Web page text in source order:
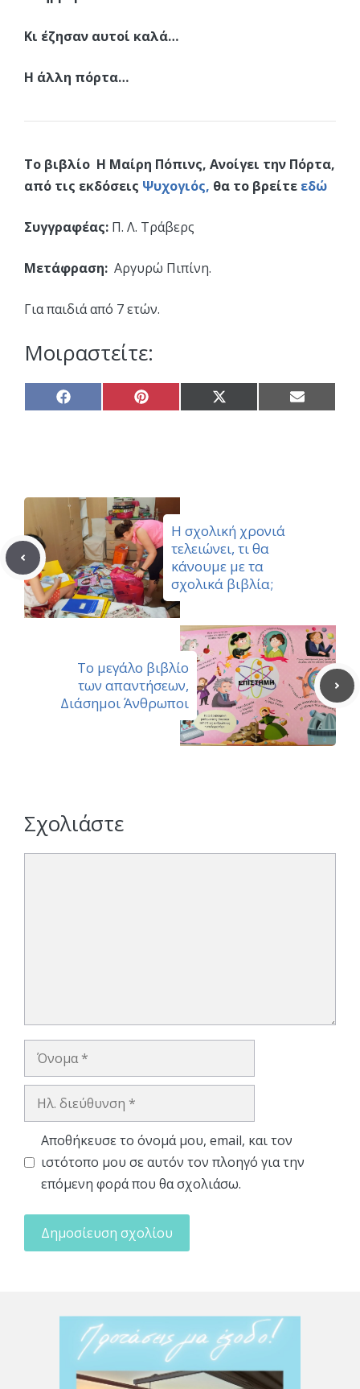
Κι έζησαν αυτοί καλά…
Η άλλη πόρτα…
Το βιβλίο Η Μαίρη Πόπινς, Ανοίγει την Πόρτα,
από τις εκδόσεις Ψυχογιός, θα το βρείτε εδώ
Συγγραφέας: Π. Λ. Τράβερς
Μετάφραση: Αργυρώ Πιπίνη.
Για παιδιά από 7 ετών.
Μοιραστείτε:
Share
on
Share
on
Share
on
Share
on
Η σχολική χρονιά
τελειώνει, τι θα
κάνουμε με τα
σχολικά βιβλία;
Το μεγάλο βιβλίο
των απαντήσεων,
Διάσημοι Άνθρωποι
Σχολιάστε
Όνομα
Ηλ.
Αποθήκευσε το όνομά μου, email, και τον
ιστότοπο μου σε αυτόν τον πλοηγό για την
επόμενη φορά που θα σχολιάσω.